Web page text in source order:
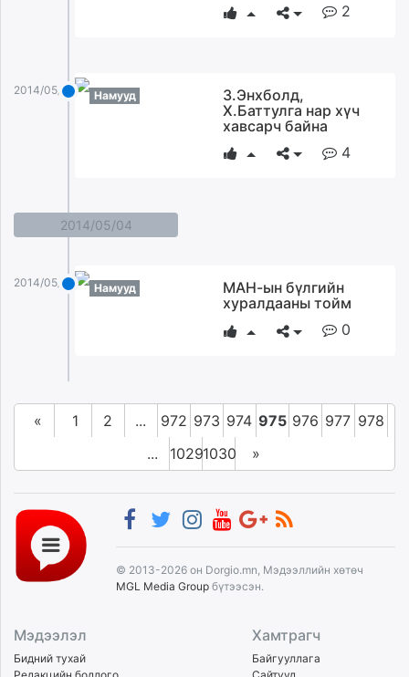
2
2014/05/05 Намууд
З.Энхболд,
Х.Баттулга нар хүч
хавсарч байна
4
2014/05/04
2014/05/04 Намууд
МАН-ын бүлгийн
хуралдааны тойм
0
« 1 2 ... 972 973 974 975 976 977 978
...
10291030 »
© 2013-2026 он Dorgio.mn, Мэдээллийн хөтөч
MGL Media Group бүтээсэн.
Мэдээлэл
Бидний тухай
Хамтрагч
Байгууллага